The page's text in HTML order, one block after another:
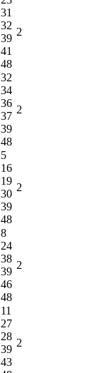
31
32
39
41
48
2
32
34
36
37
39
48
2
5
16
19
30
39
48
2
8
24
38
39
46
48
2
11
27
28
39
43
2